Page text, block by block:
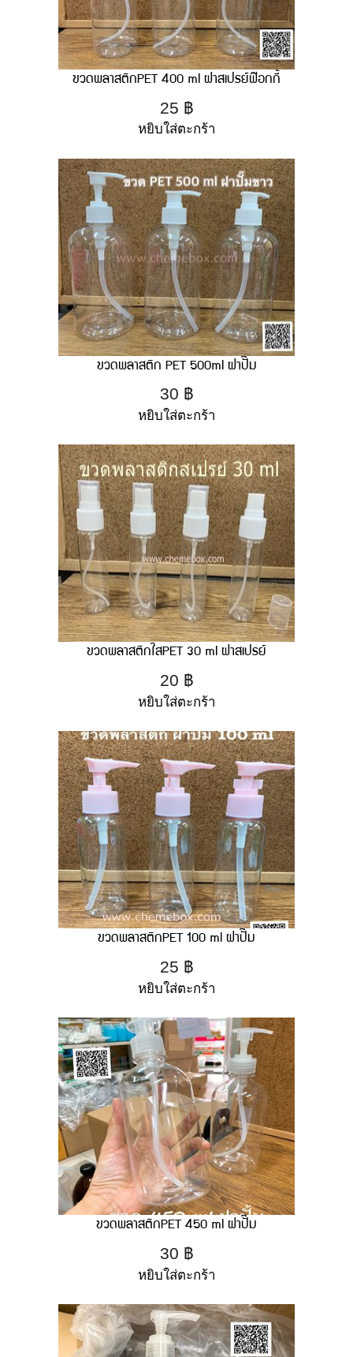
ขวดพลาสติกPET 400 ml ฝาสเปรย์ฟ๊อกกี้
25 ฿
หยิบใส่ตะกร้า
ขวดพลาสติก PET 500ml ฝาปั๊ม
30 ฿
หยิบใส่ตะกร้า
ขวดพลาสติกใสPET 30 ml ฝาสเปรย์
20 ฿
หยิบใส่ตะกร้า
ขวดพลาสติกPET 100 ml ฝาปั๊ม
25 ฿
หยิบใส่ตะกร้า
ขวดพลาสติกPET 450 ml ฝาปั๊ม
30 ฿
หยิบใส่ตะกร้า